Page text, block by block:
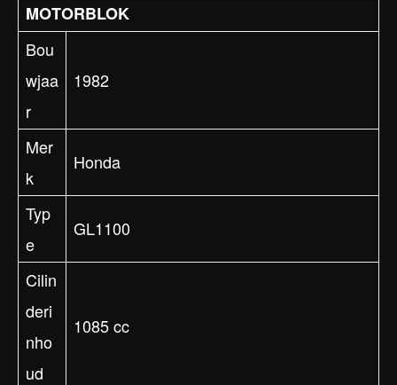
MOTORBLOK
Bou
wjaa
r
1982
Mer
k
Honda
Typ
e
GL1100
Cilin
deri
nho
ud
1085 cc